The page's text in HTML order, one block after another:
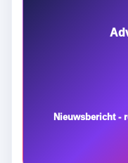
Nieuwsbericht -